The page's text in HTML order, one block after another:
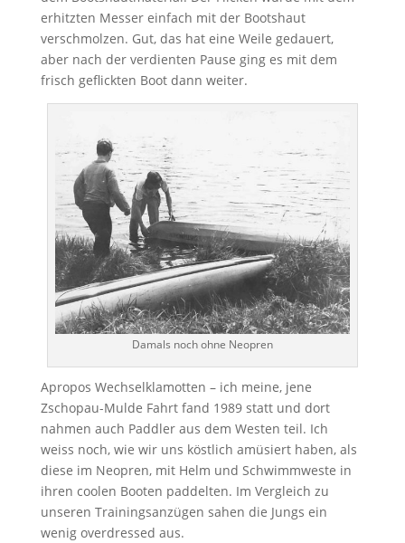
erhitzten Messer einfach mit der Bootshaut
verschmolzen. Gut, das hat eine Weile gedauert,
aber nach der verdienten Pause ging es mit dem
frisch geflickten Boot dann weiter.
Damals noch ohne Neopren
Apropos Wechselklamotten – ich meine, jene
Zschopau-Mulde Fahrt fand 1989 statt und dort
nahmen auch Paddler aus dem Westen teil. Ich
weiss noch, wie wir uns köstlich amüsiert haben, als
diese im Neopren, mit Helm und Schwimmweste in
ihren coolen Booten paddelten. Im Vergleich zu
unseren Trainingsanzügen sahen die Jungs ein
wenig overdressed aus.